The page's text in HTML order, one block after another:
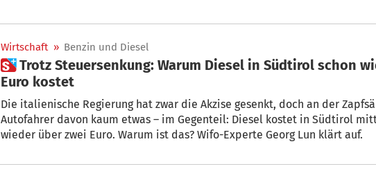
Wirtschaft » Benzin und Diesel
 Trotz Steuersenkung: Warum Diesel in Südtirol schon wieder über 2
Euro kostet
Die italienische Regierung hat zwar die Akzise gesenkt, doch an der
Autofahrer davon kaum etwas – im Gegenteil: Diesel kostet in Südtirol
wieder über zwei Euro. Warum ist das? Wifo-Experte Georg Lun klärt auf.